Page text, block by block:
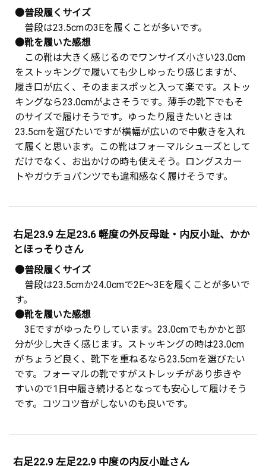
●普段履くサイズ
普段は23.5cmの3Eを履くことが多いです。
●靴を履いた感想
この靴は大きく感じるのでワンサイズ小さい23.0cm
をストッキングで履いても少しゆったり感じますが、
履き口が広く、そのままスポッと入って楽です。ストッ
キングなら23.0cmがよさそうです。薄手の靴下でもそ
のサイズで履けそうです。ゆったり履きたいときは
23.5cmを選びたいですが横幅が広いので中敷きを入れ
て履くと思います。この靴はフォーマルシューズとして
だけでなく、お出かけの時も使えそう。ロングスカー
トやガウチョパンツでも違和感なく履けそうです。
右足23.9 左足23.6 軽度の外反母趾・内反小趾、かか
とほっそりさん
●普段履くサイズ
普段は23.5cmか24.0cmで2E～3Eを履くことが多いで
す。
●靴を履いた感想
3Eですがゆったりしています。23.0cmでもかかと部
分が少し大きく感じます。ストッキングの時は23.0cm
がちょうど良く、靴下を重ねるなら23.5cmを選びたい
です。フォーマルの靴ですがストレッチがあり歩きや
すいので1日中履き続けるとなっても安心して履けそう
です。コツコツ音がしないのも良いです。
右足22.9 左足22.9 中度の内反小趾さん